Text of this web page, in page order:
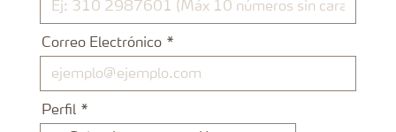
Correo Electrónico
Perfil